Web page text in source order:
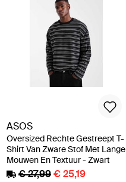
ASOS
Oversized Rechte Gestreept T-
Shirt Van Zware Stof Met Lange
Mouwen En Textuur - Zwart
€ 27,99€ 25,19